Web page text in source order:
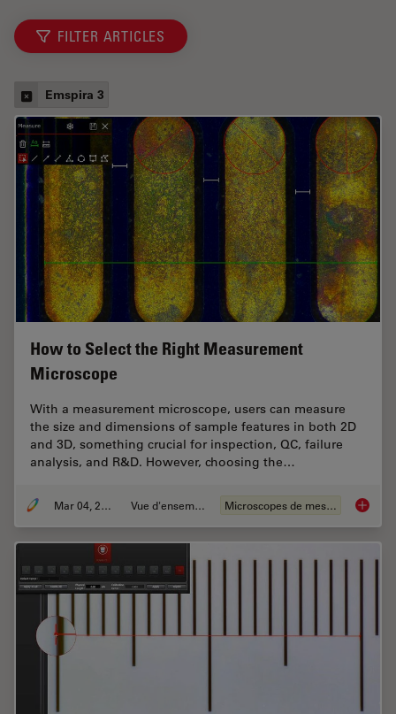
FILTER ARTICLES
Emspira 3
How to Select the Right Measurement
Microscope
With a measurement microscope, users can measure
the size and dimensions of sample features in both 2D
and 3D, something crucial for inspection, QC, failure
analysis, and R&D. However, choosing the…
Mar 04, 2026 Vue d'ensemble Microscopes de mesure How to